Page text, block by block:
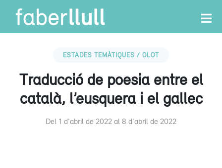
ESTADES TEMÀTIQUES / OLOT
Traducció de poesia entre el
català, l’eusquera i el gallec
Del 1 d'abril de 2022 al 8 d'abril de 2022